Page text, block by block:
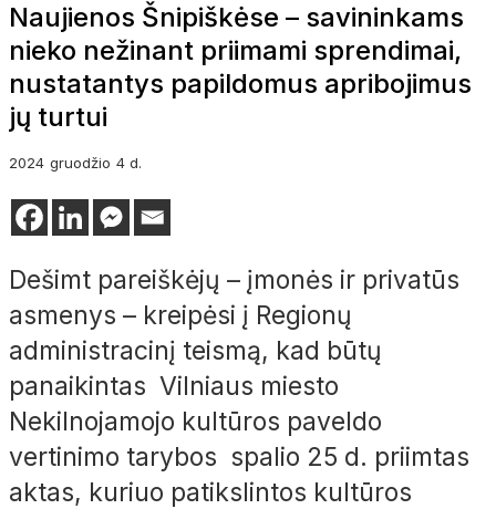
Naujienos Šnipiškėse – savininkams
nieko nežinant priimami sprendimai,
nustatantys papildomus apribojimus
jų turtui
2024 gruodžio 4 d.
Dešimt pareiškėjų – įmonės ir privatūs
asmenys – kreipėsi į Regionų
administracinį teismą, kad būtų
panaikintas Vilniaus miesto
Nekilnojamojo kultūros paveldo
vertinimo tarybos spalio 25 d. priimtas
aktas, kuriuo patikslintos kultūros